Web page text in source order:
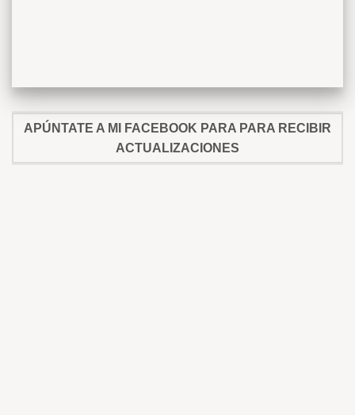
APÚNTATE A MI FACEBOOK PARA PARA RECIBIR
ACTUALIZACIONES